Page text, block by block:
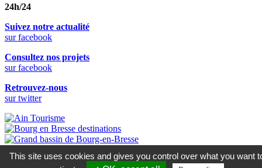
24h/24
Suivez notre actualité
sur facebook
Consultez nos projets
sur facebook
Retrouvez-nous
sur twitter
© 2019 Mairie d’Attignat •Mentions Légales & Crédits• Cookies•
This site uses cookies and gives you control over what you want